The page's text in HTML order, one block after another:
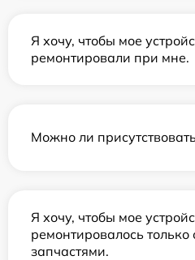
Я хочу, чтобы мое
ремонтировали при мне.
Можно ли
Я хочу, чтобы мое
ремонтировалось
запчастями.